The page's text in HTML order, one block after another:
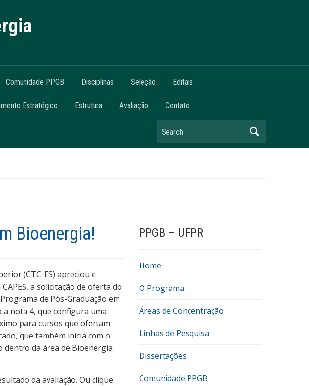
Comunidade PPGB Disciplinas Seleção Editais
Estratégico Estrutura Avaliação Contato
Search
Bioenergia!
(CTC-ES) apreciou e
a solicitação de oferta do
Programa de Pós-Graduação em
a nota 4, que configura uma
para cursos que ofertam
que também inicia com o
dentro da área de Bioenergia
da avaliação. Ou clique
PPGB – UFPR
Home
O Programa
Áreas de Concentração
Linhas de Pesquisa
Dissertações
Comunidade PPGB